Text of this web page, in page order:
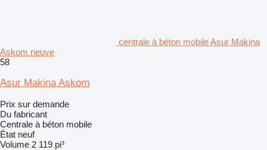
centrale à béton mobile Asur Makina
Askom neuve
58
Asur Makina Askom
Prix sur demande
Du fabricant
Centrale à béton mobile
État neuf
Volume 2 119 pi³